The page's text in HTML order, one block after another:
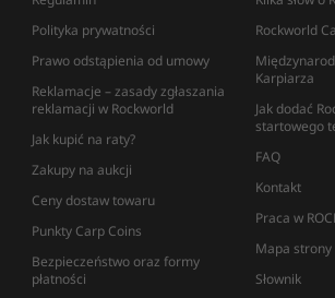
Polityka prywatności
Prawo odstąpienia od umowy
Reklamacje – zasady zgłaszania
reklamacji w Rockworld
Jak kupić na raty?
Zakupy na aukcji
Ceny dostaw towaru
Punkty Carp Coins
Bezpieczeństwo oraz formy
płatności
Rockworld
Karpiarza
Jak dodać
startowego
FAQ
Kontakt
Praca w
Mapa strony
Słownik